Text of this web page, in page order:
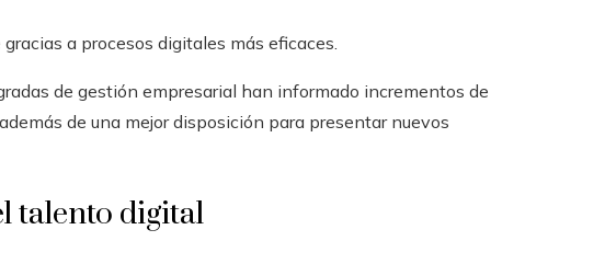
a procesos digitales más eficaces.
de gestión empresarial han informado incrementos de
de una mejor disposición para presentar nuevos
talento digital